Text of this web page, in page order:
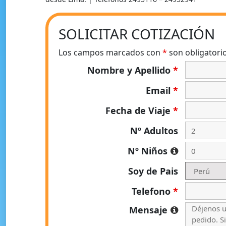
SOLICITAR COTIZACIÓN
Los campos marcados con * son
Nombre y Apellido*
Email*
Fecha de Viaje*
Nº Adultos
Nº Niños
Soy de Pais
Telefono*
Mensaje